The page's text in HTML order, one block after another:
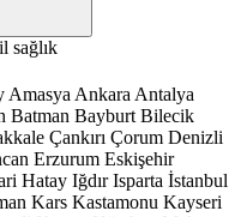
sağlık
Amasya Ankara Antalya
Batman Bayburt Bilecik
Çankırı Çorum Denizli
Erzurum Eskişehir
Hatay Iğdır Isparta İstanbul
Kars Kastamonu Kayseri